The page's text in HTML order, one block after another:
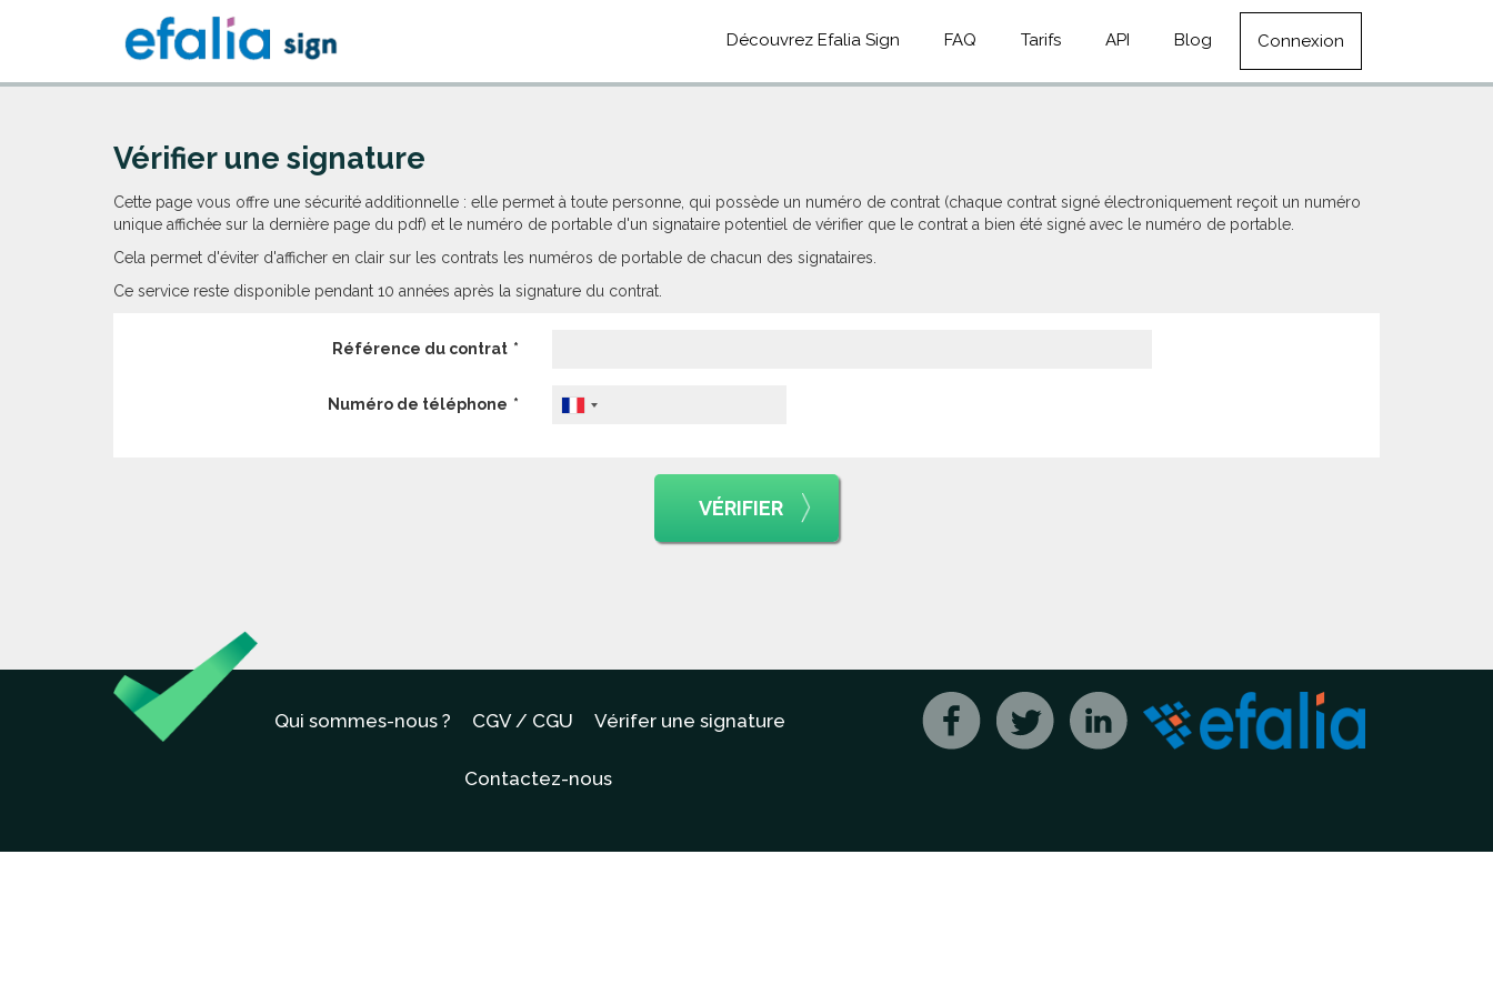
Découvrez Efalia Sign FAQ Tarifs API Blog Connexion
Vérifier une signature
Cette page vous offre une sécurité additionnelle : elle permet à toute personne, qui possède un numéro de contrat (chaque contrat signé électroniquement reçoit un numéro
unique affichée sur la dernière page du pdf) et le numéro de portable d'un signataire potentiel de vérifier que le contrat a bien été signé avec le numéro de portable.
Cela permet d'éviter d'afficher en clair sur les contrats les numéros de portable de chacun des signataires.
Ce service reste disponible pendant 10 années après la signature du contrat.
Référence du contrat
Numéro de téléphone
VÉRIFIER
Qui sommes-nous ? CGV / CGU Vérifer une signature
Contactez-nous